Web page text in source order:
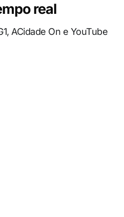
real
ACidade On e YouTube